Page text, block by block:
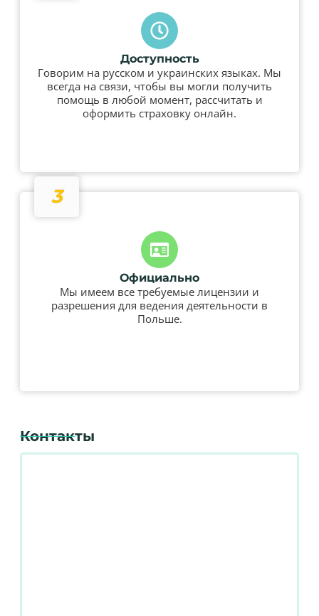
Доступность
Говорим на русском и украинских языках. Мы
всегда на связи, чтобы вы могли получить
помощь в любой момент, рассчитать и
оформить страховку онлайн.
3
Официально
Мы имеем все требуемые лицензии и
разрешения для ведения деятельности в
Польше.
Контакты